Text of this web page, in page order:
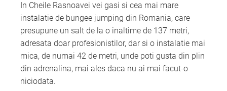
In Cheile Rasnoavei vei gasi si cea mai mare
instalatie de bungee jumping din Romania, care
presupune un salt de la o inaltime de 137 metri,
adresata doar profesionistilor, dar si o instalatie mai
mica, de numai 42 de metri, unde poti gusta din plin
din adrenalina, mai ales daca nu ai mai facut-o
niciodata.